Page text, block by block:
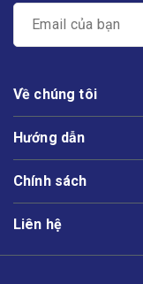
Về chúng tôi
Hướng dẫn
Chính sách
Liên hệ